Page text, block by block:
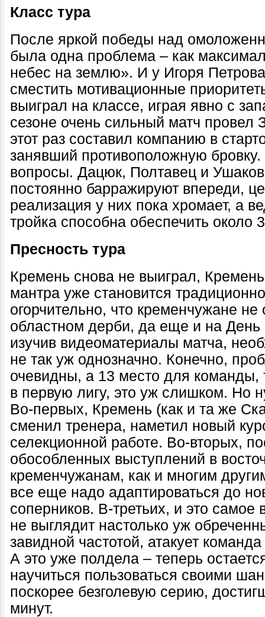
Класс тура
После яркой победы над
была одна проблема – как
небес на землю». И у Игоря
сместить мотивационные
выиграл на классе, играя явно с
сезоне очень сильный матч провел
этот раз составил компанию в
занявший противоположную
вопросы. Дацюк, Полтавец и
постоянно барражируют впереди,
реализация у них пока хромает, а
тройка способна обеспечить около
Пресность тура
Кремень снова не выиграл,
мантра уже становится
огорчительно, что кременчужане не
областном дерби, да еще и на День
изучив видеоматериалы матча,
не так уж однозначно. Конечно,
очевидны, а 13 место для
в первую лигу, это уж слишком. Но
Во-первых, Кремень (как и та же
сменил тренера, наметил новый
селекционной работе. Во-вторых,
обособленных выступлений в
кременчужанам, как и многим
все еще надо адаптироваться до
соперников. В-третьих, и это
не выглядит настолько уж
завидной частотой, атакует
А это уже полдела – теперь
научиться пользоваться своими
поскорее безголевую серию,
минут.